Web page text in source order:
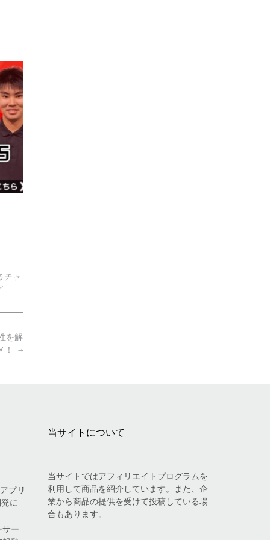
チャ
を解
！→
プリ
に
サー
当サイトについて
当サイトではアフィリエイトプログラムを
利用して商品を紹介しています。また、企
業から商品の提供を受けて投稿している場
合もあります。